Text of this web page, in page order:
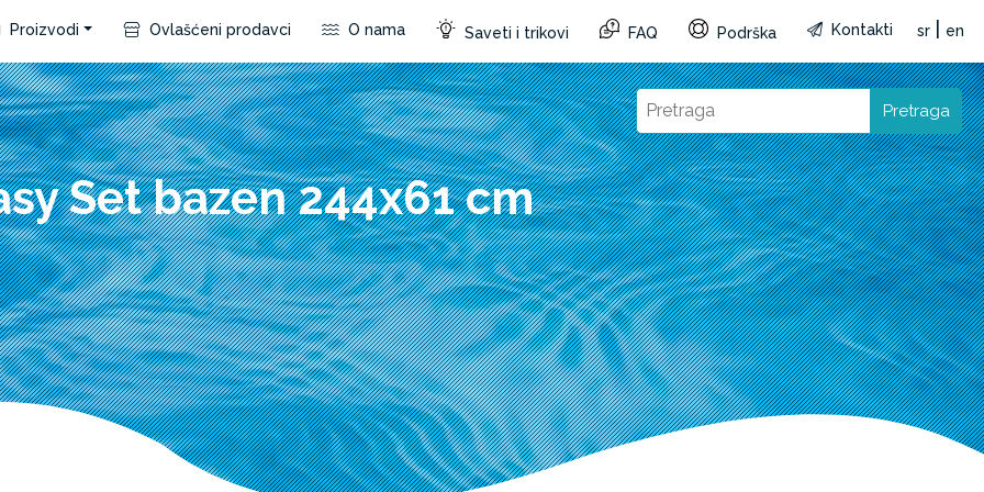
Proizvodi Ovlašćeni prodavci O nama Saveti i trikovi FAQ Podrška Kontakti sr en
Pretraga
Set bazen 244x61 cm